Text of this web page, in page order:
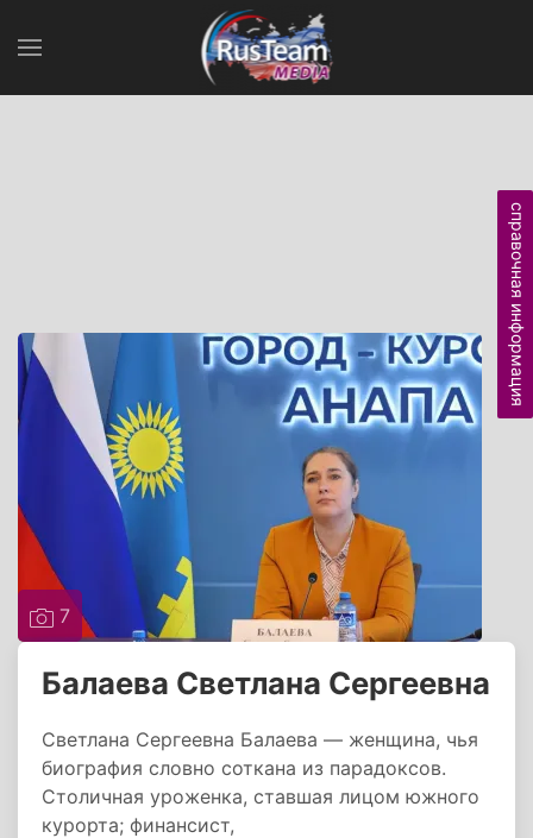
7
Балаева Светлана Сергеевна
Светлана Сергеевна Балаева — женщина, чья
биография словно соткана из парадоксов.
Столичная уроженка, ставшая лицом южного
курорта; финансист,
справочная информация